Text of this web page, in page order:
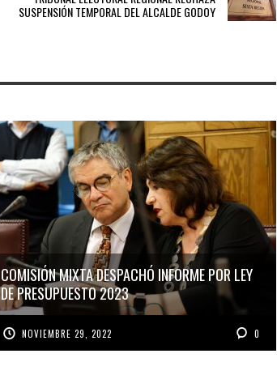
SUSPENSIÓN TEMPORAL DEL ALCALDE GODOY
COMISIÓN MIXTA DESPACHÓ INFORME POR LEY
DE PRESUPUESTO 2023
NOVIEMBRE 29, 2022 0